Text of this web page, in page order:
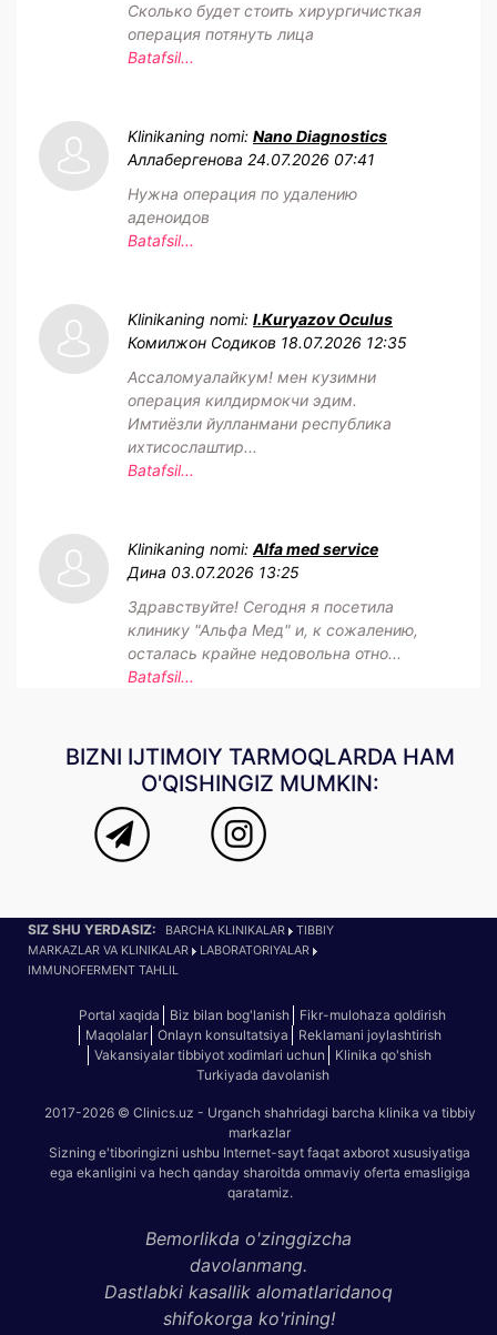
Сколько будет стоить хирургичисткая
операция потянуть лица
Batafsil...
Klinikaning nomi: Nano Diagnostics
Аллабергенова 24.07.2026 07:41
Нужна операция по удалению
аденоидов
Batafsil...
Klinikaning nomi: I.Kuryazov Oculus
Комилжон Содиков 18.07.2026 12:35
Ассаломуалайкум! мен кузимни
операция килдирмокчи эдим.
Имтиёзли йулланмани республика
ихтисослаштир...
Batafsil...
Klinikaning nomi: Alfa med service
Дина 03.07.2026 13:25
Здравствуйте! Сегодня я посетила
клинику "Альфа Мед" и, к сожалению,
осталась крайне недовольна отно...
Batafsil...
BIZNI IJTIMOIY TARMOQLARDA HAM
O'QISHINGIZ MUMKIN:
SIZ SHU YERDASIZ: BARCHA KLINIKALAR
TIBBIY
MARKAZLAR VA KLINIKALAR
LABORATORIYALAR
IMMUNOFERMENT TAHLIL
Portal xaqida Biz bilan bog'lanish
Fikr-mulohaza qoldirish
Maqolalar
Onlayn konsultatsiya
Reklamani joylashtirish
Vakansiyalar tibbiyot xodimlari uchun
Klinika qo'shish
Turkiyada davolanish
2017-2026 © Clinics.uz - Urganch shahridagi barcha klinika va tibbiy
markazlar
Sizning e'tiboringizni ushbu Internet-sayt faqat axborot xususiyatiga
ega ekanligini va hech qanday sharoitda ommaviy oferta emasligiga
qaratamiz.
Bemorlikda o'zinggizcha
davolanmang.
Dastlabki kasallik alomatlaridanoq
shifokorga ko'rining!